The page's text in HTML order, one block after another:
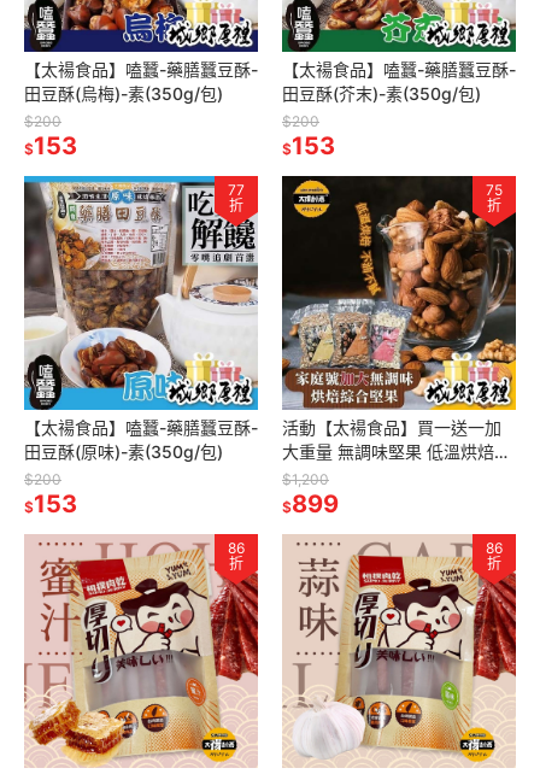
【太禓食品】嗑蠶-藥膳蠶豆酥-
田豆酥(烏梅)-素(350g/包)
$200
$153
【太禓食品】嗑蠶-藥膳蠶豆酥-
田豆酥(芥末)-素(350g/包)
$200
$153
77
折
【太禓食品】嗑蠶-藥膳蠶豆酥-
田豆酥(原味)-素(350g/包)
$200
$153
75
折
活動【太禓食品】買一送一加
大重量 無調味堅果 低溫烘焙綜
合堅果任選 (600g)/2包組
$1,200
$899
86
折
86
折